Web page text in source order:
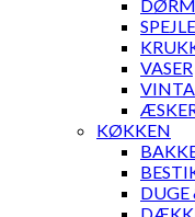
SPEJLE
VASER
KØKKEN
DUGE